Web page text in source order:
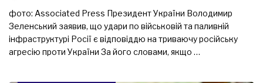
фото: Associated Press Президент України Володимир
Зеленський заявив, що удари по військовій та паливній
інфраструктурі Росії є відповіддю на триваючу російську
агресію проти України За його словами, якщо …